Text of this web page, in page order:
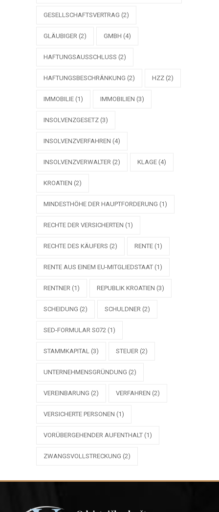
GESELLSCHAFTSVERTRAG (2)
GLÄUBIGER (2) GMBH (4)
HAFTUNGSAUSSCHLUSS (2)
HAFTUNGSBESCHRÄNKUNG (2) HZZ (2)
IMMOBILIE (1) IMMOBILIEN (3)
INSOLVENZGESETZ (3)
INSOLVENZVERFAHREN (4)
INSOLVENZVERWALTER (2) KLAGE (4)
KROATIEN (2)
MINDESTHÖHE DER HAUPTFORDERUNG (1)
RECHTE DER VERSICHERTEN (1)
RECHTE DES KÄUFERS (2) RENTE (1)
RENTE AUS EINEM EU-MITGLIEDSTAAT (1)
RENTNER (1) REPUBLIK KROATIEN (3)
SCHEIDUNG (2) SCHULDNER (2)
SED-FORMULAR S072 (1)
STAMMKAPITAL (3) STEUER (2)
UNTERNEHMENSGRÜNDUNG (2)
VEREINBARUNG (2) VERFAHREN (2)
VERSICHERTE PERSONEN (1)
VORÜBERGEHENDER AUFENTHALT (1)
ZWANGSVOLLSTRECKUNG (2)